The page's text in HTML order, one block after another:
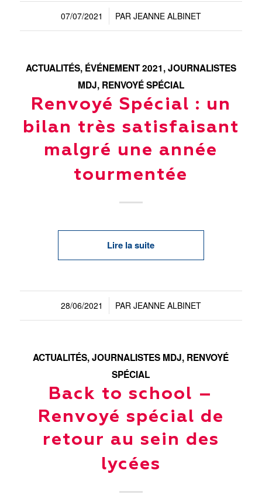
07/07/2021
/ PAR JEANNE ALBINET
ACTUALITÉS, ÉVÉNEMENT 2021,JOURNALISTES
MDJ, RENVOYÉ SPÉCIAL
Renvoyé Spécial : un
bilan très satisfaisant
malgré une année
tourmentée
Lire la suite
28/06/2021
/ PAR JEANNE ALBINET
ACTUALITÉS,JOURNALISTES MDJ, RENVOYÉ
SPÉCIAL
Back to school –
Renvoyé spécial de
retour au sein des
lycées